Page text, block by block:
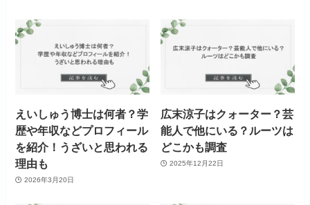
えいしゅう博士は何者？学
歴や年収などプロフィール
を紹介！うざいと思われる
理由も
2026年3月20日
広末涼子はクォーター？芸
能人で他にいる？ルーツは
どこかも調査
2025年12月22日